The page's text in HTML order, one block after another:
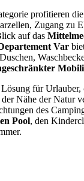
profitieren
Zugang zu
auf das
Var
für Urlauber,
Nähe der Natur
des
Pool, den